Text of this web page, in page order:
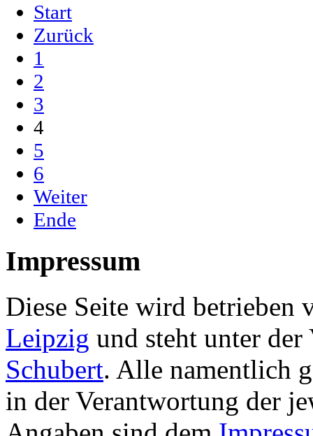
Start
Zurück
1
2
3
4
5
6
Weiter
Ende
Impressum
Diese Seite wird betrieben
Leipzig und steht unter
Schubert. Alle namentlich
in der Verantwortung der